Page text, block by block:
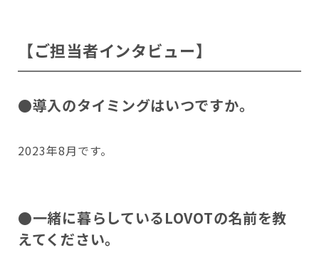
【ご担当者インタビュー】
●導入のタイミングはいつですか。
2023年8月です。
●一緒に暮らしているLOVOTの名前を教
えてください。